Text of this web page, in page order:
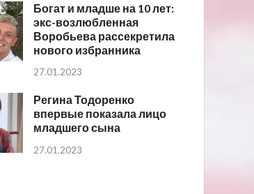
Богат и младше на 10 лет:
экс-возлюбленная
Воробьева рассекретила
нового избранника
27.01.2023
Регина Тодоренко
впервые показала лицо
младшего сына
27.01.2023